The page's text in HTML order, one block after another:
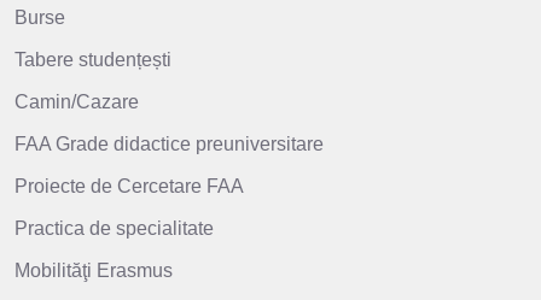
Burse
Tabere studențești
Camin/Cazare
FAA Grade didactice preuniversitare
Proiecte de Cercetare FAA
Practica de specialitate
Mobilităţi Erasmus